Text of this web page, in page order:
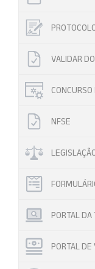
VALIDAR
NFSE
PORTAL DA
PORTAL DE